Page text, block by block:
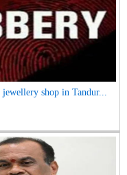
shop in Tandur...